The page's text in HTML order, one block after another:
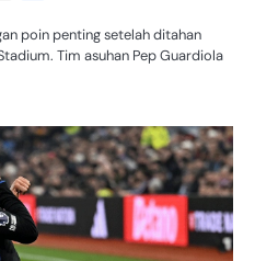
poin penting setelah ditahan
Tim asuhan Pep Guardiola